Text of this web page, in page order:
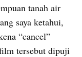
tanah air
saya ketahui,
“cancel”
tersebut dipuji